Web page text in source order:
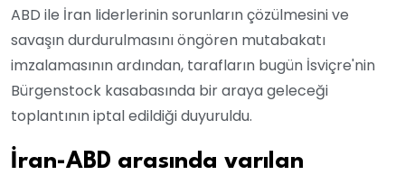
ABD ile İran liderlerinin sorunların çözülmesini ve
savaşın durdurulmasını öngören mutabakatı
imzalamasının ardından, tarafların bugün İsviçre'nin
Bürgenstock kasabasında bir araya geleceği
toplantının iptal edildiği duyuruldu.
İran-ABD arasında varılan